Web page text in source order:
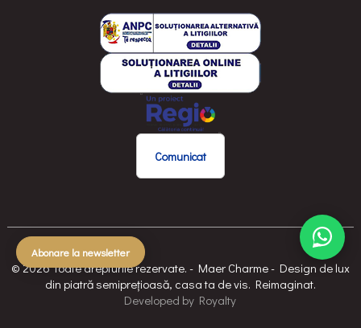
Abonare la newsletter
Comunicat
© 2026 Toate drepturile rezervate. - Maer Charme - Design de lux
din piatră semiprețioasă, casa ta de vis. Reimaginat.
Developed by Royalty